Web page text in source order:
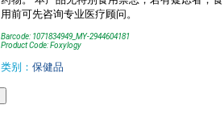
⽤前可先咨询专业医疗顾问。
Barcode: 1071834949_MY-2944604181
Product Code: Foxylogy
类别： 保健品